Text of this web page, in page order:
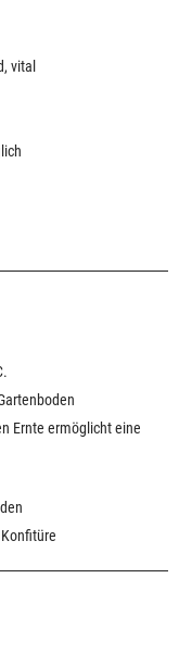
vital
Ernte ermöglicht eine